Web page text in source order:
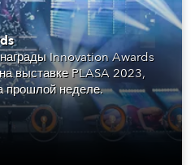
Innovation Awards
выставке PLASA 2023,
прошлой неделе.